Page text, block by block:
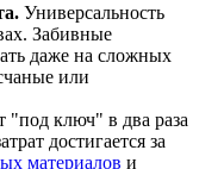
Универсальность
Забивные
даже на сложных
или
"под ключ" в два раза
достигается за
материалов и